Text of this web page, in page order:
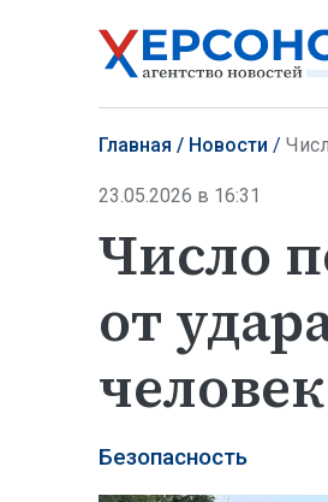
Главная Новости
23.05.2026 в 16:31
Число
от
человек
Безопасность